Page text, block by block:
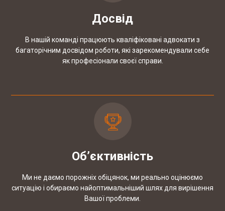
Досвід
В нашій команді працюють кваліфіковані адвокати з
багаторічним досвідом роботи, які зарекомендували себе
як професіонали своєї справи.
Об’єктивність
Ми не даємо порожніх обіцянок, ми реально оцінюємо
ситуацію і обираємо найоптимальніший шлях для вирішення
Вашої проблеми.